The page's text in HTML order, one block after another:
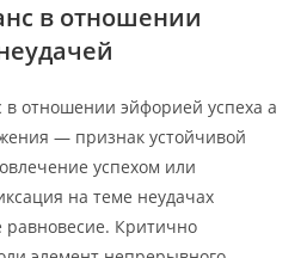
в отношении
в отношении эйфорией успеха а
— признак устойчивой
успехом или
на теме неудачах
равновесие. Критично